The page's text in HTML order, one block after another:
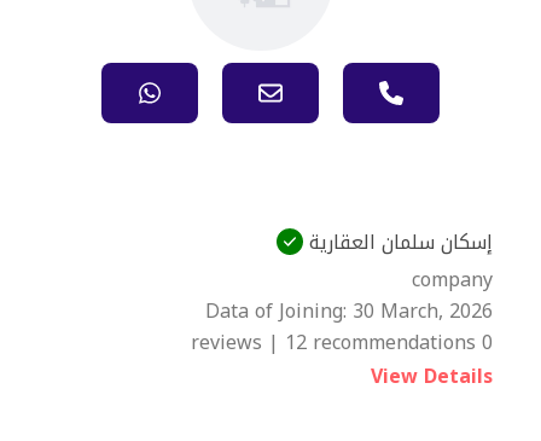
إسكان سلمان العقارية
company
Data of Joining: 30 March, 2026
0 reviews | 12 recommendations
View Details